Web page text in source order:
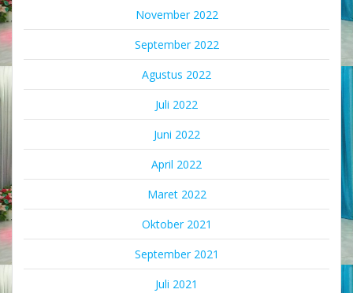
November 2022
September 2022
Agustus 2022
Juli 2022
Juni 2022
April 2022
Maret 2022
Oktober 2021
September 2021
Juli 2021